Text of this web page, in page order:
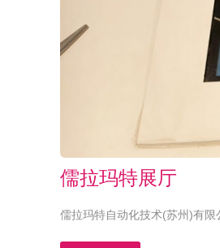
儒拉玛特展厅
儒拉玛特自动化技术(苏州)有限